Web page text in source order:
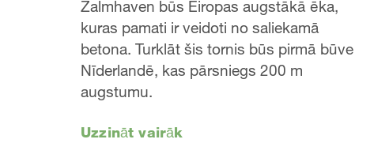
Zalmhaven būs Eiropas augstākā ēka,
kuras pamati ir veidoti no saliekamā
betona. Turklāt šis tornis būs pirmā būve
Nīderlandē, kas pārsniegs 200 m
augstumu.
Uzzināt vairāk